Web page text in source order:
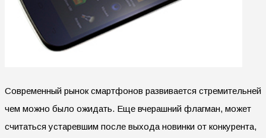
Современный рынок смартфонов развивается стремительней
чем можно было ожидать. Еще вчерашний флагман, может
считаться устаревшим после выхода новинки от конкурента,